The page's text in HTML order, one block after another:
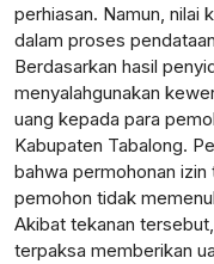
perhiasan. Namun, nilai
dalam proses
Berdasarkan hasil
menyalahgunakan
uang kepada para
Kabupaten Tabalong.
bahwa permohonan
pemohon tidak
Akibat tekanan
terpaksa memberikan